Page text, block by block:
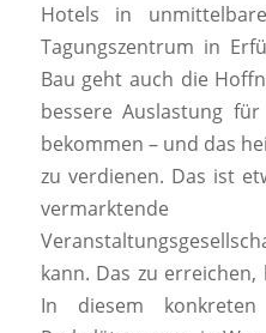
Hotels in
Tagungszentrum in
Bau geht auch die
bessere Auslastung
bekommen – und das
zu verdienen. Das ist
kann. Das zu
In diesem